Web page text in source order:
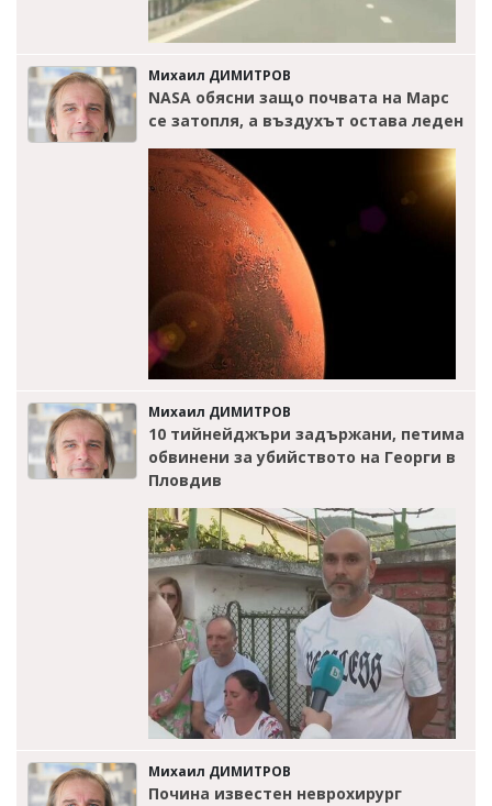
Михаил ДИМИТРОВ
NASA обясни защо почвата на Марс
се затопля, а въздухът остава леден
Михаил ДИМИТРОВ
10 тийнейджъри задържани, петима
обвинени за убийството на Георги в
Пловдив
Михаил ДИМИТРОВ
Почина известен неврохирург